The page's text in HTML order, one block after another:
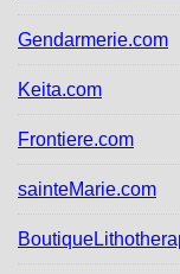
Gendarmerie.com
Keita.com
Frontiere.com
sainteMarie.com